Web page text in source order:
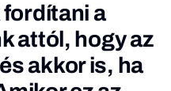
a
attól, hogy az
akkor is, ha